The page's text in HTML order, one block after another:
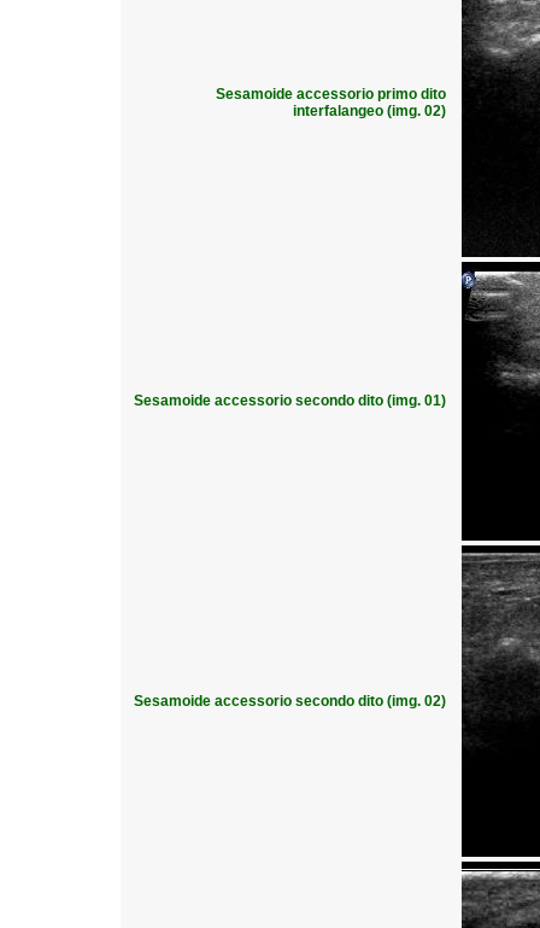
Sesamoide accessorio primo dito
interfalangeo (img. 02)
Sesamoide accessorio secondo dito (img. 01)
Sesamoide accessorio secondo dito (img. 02)